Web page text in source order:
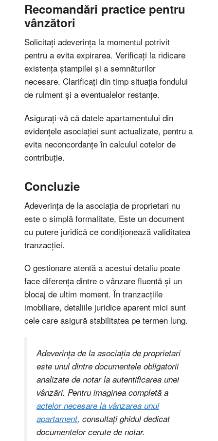
Recomandări practice pentru
vânzători
Solicitați adeverința la momentul potrivit
pentru a evita expirarea. Verificați la ridicare
existența ștampilei și a semnăturilor
necesare. Clarificați din timp situația fondului
de rulment și a eventualelor restanțe.
Asigurați-vă că datele apartamentului din
evidențele asociației sunt actualizate, pentru a
evita neconcordanțe în calculul cotelor de
contribuție.
Concluzie
Adeverința de la asociația de proprietari nu
este o simplă formalitate. Este un document
cu putere juridică ce condiționează validitatea
tranzacției.
O gestionare atentă a acestui detaliu poate
face diferența dintre o vânzare fluentă și un
blocaj de ultim moment. În tranzacțiile
imobiliare, detaliile juridice aparent mici sunt
cele care asigură stabilitatea pe termen lung.
Adeverința de la asociația de proprietari
este unul dintre documentele obligatorii
analizate de notar la autentificarea unei
vânzări. Pentru imaginea completă a
actelor necesare la vânzarea unui
apartament, consultați ghidul dedicat
documentelor cerute de notar.